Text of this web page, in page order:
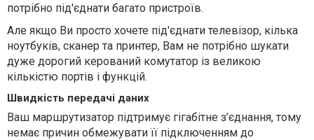
потрібно під'єднати багато пристроїв.
Але якщо Ви просто хочете під'єднати телевізор, кілька
ноутбуків, сканер та принтер, Вам не потрібно шукати
дуже дорогий керований комутатор із великою
кількістю портів і функцій.
Швидкість передачі даних
Ваш маршрутизатор підтримує гігабітне з’єднання, тому
немає причин обмежувати її підключенням до